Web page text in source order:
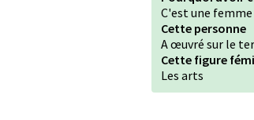
C'est une
Cette personne
A œuvré sur le
Cette figure
Les arts